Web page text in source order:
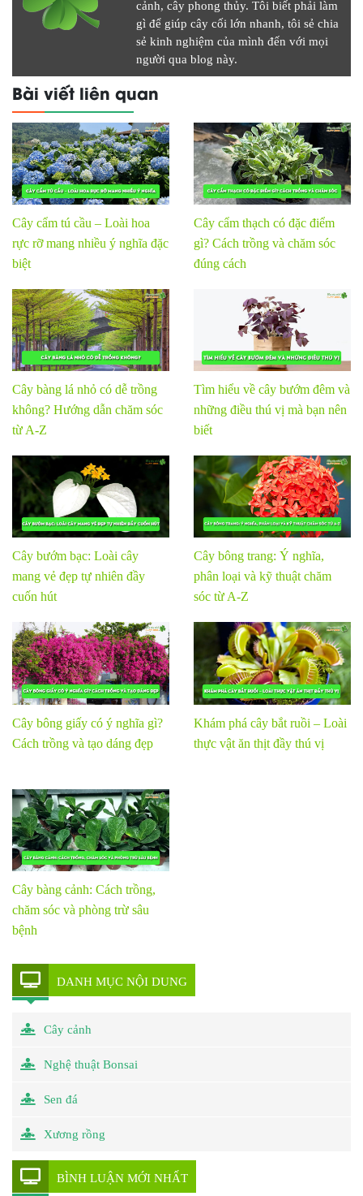
cảnh, cây phong thủy. Tôi biết phải làm
gì để giúp cây cối lớn nhanh, tôi sẻ chia
sẻ kinh nghiệm của mình đến với mọi
người qua blog này.
Bài viết liên quan
Cây cẩm tú cầu – Loài hoa
rực rỡ mang nhiều ý nghĩa đặc
biệt
Cây cẩm thạch có đặc điểm
gì? Cách trồng và chăm sóc
đúng cách
Cây bàng lá nhỏ có dễ trồng
không? Hướng dẫn chăm sóc
từ A-Z
Tìm hiểu về cây bướm đêm và
những điều thú vị mà bạn nên
biết
Cây bướm bạc: Loài cây
mang vẻ đẹp tự nhiên đầy
cuốn hút
Cây bông trang: Ý nghĩa,
phân loại và kỹ thuật chăm
sóc từ A-Z
Cây bông giấy có ý nghĩa gì?
Cách trồng và tạo dáng đẹp
Khám phá cây bắt ruồi – Loài
thực vật ăn thịt đầy thú vị
Cây bàng cảnh: Cách trồng,
chăm sóc và phòng trừ sâu
bệnh
DANH MỤC NỘI DUNG
Cây cảnh
Nghệ thuật Bonsai
Sen đá
Xương rồng
BÌNH LUẬN MỚI NHẤT